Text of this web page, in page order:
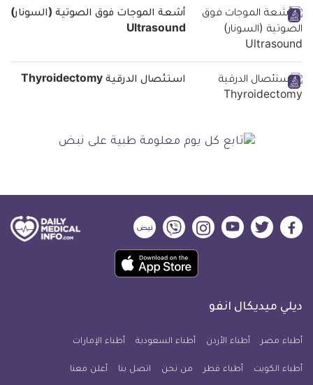
أشعة الموجات فوق الصوتية (السونار)
Ultrasound
استئصال الدرقية Thyroidectomy
ديلي
فيسبوك
ديلي
تويتر
ديلي
ميديكال
يوتيوب
ديلي
ميديكال
انفو
ديلي
ميديكال
انفو
ديلي
ميديكال
انفو
حمل
تطبيق
معلومة
للآيفون
ديلي ميديكال انفو
أطباء مصر أطباء الأردن أطباء السعودية أطباء الإمارات
أطباء الكويت أطباء قطر من نحن اتصل بنا أعلن معنا